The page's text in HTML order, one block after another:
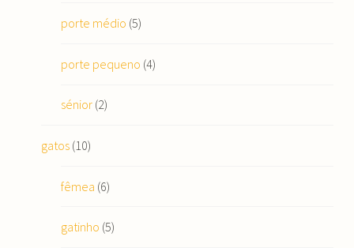
porte médio (5)
porte pequeno (4)
sénior (2)
gatos(10)
fêmea (6)
gatinho (5)